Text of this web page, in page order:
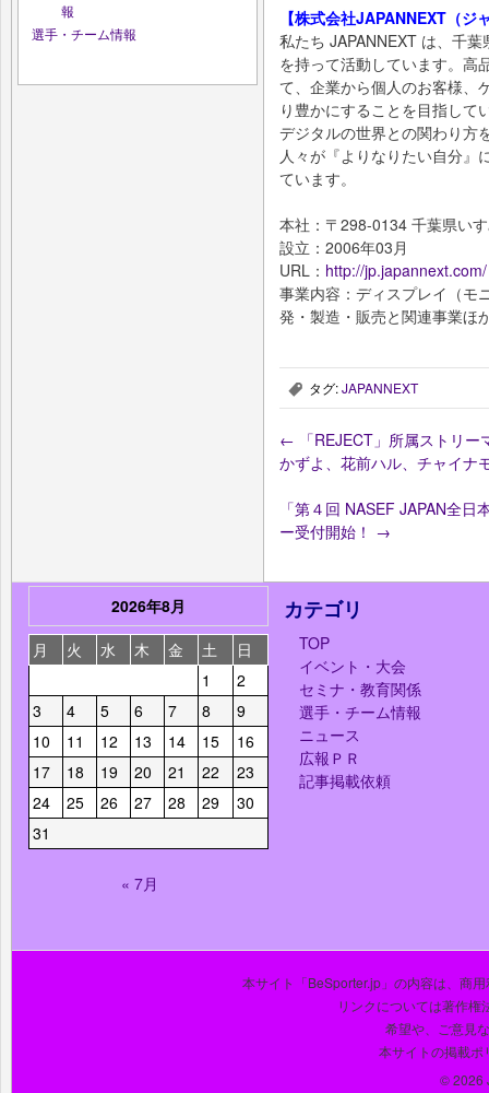
報
選手・チーム情報
【株式会社JAPANNEXT（
私たち JAPANNEXT は、千
を持って活動しています。高
て、企業から個人のお客様、
り豊かにすることを目指して
デジタルの世界との関わり方
人々が『よりなりたい自分』
ています。
本社：〒298-0134 千葉県い
設立：2006年03月
URL： http://jp.japannext.com/
事業内容：ディスプレイ（モ
発・製造・販売と関連事業ほ
, タグ:JAPANNEXT
← 「REJECT」所属ストリ
かずよ、花前ハル、チャイナ
「第４回 NASEF JAPAN全
ー受付開始！ →
2026年8月
月
火 水 木 金 土
日
1
2
3
4 5 6 7 8
9
10
11 12 13 14 15
16
17
18 19 20 21 22
23
24
25 26 27 28 29
30
31
« 7月
カテゴリ
TOP
イベント・大会
セミナ・教育関係
選手・チーム情報
ニュース
広報ＰＲ
記事掲載依頼
本サイト「BeSporter.jp」の内容は、商
リンクについては著作権
希望や、ご意見
本サイトの掲載ポ
© 2026